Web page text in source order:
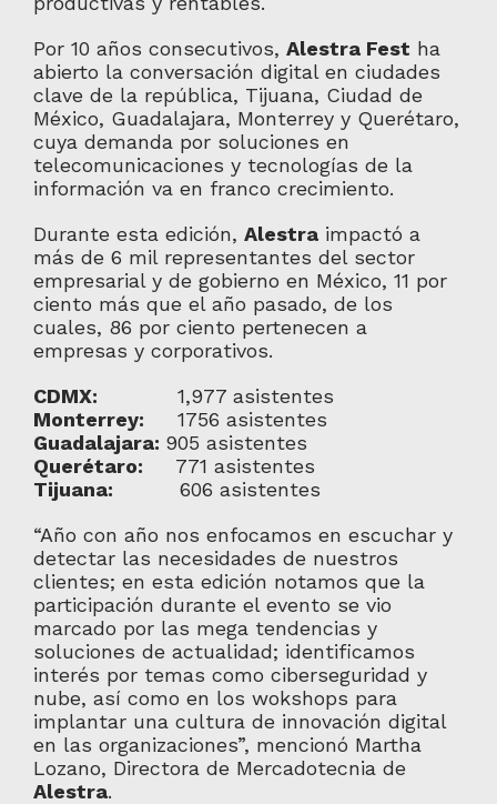
Por 10 años consecutivos, Alestra Fest ha
abierto la conversación digital en ciudades
clave de la república, Tijuana, Ciudad de
México, Guadalajara, Monterrey y Querétaro,
cuya demanda por soluciones en
telecomunicaciones y tecnologías de la
información va en franco crecimiento.
Durante esta edición, Alestraimpactó a
más de 6 mil representantes del sector
empresarial y de gobierno en México, 11 por
ciento más que el año pasado, de los
cuales, 86 por ciento pertenecen a
empresas y corporativos.
CDMX: 1,977 asistentes
Monterrey: 1756 asistentes
Guadalajara: 905 asistentes
Querétaro: 771 asistentes
Tijuana: 606 asistentes
“Año con año nos enfocamos en escuchar y
detectar las necesidades de nuestros
clientes; en esta edición notamos que la
participación durante el evento se vio
marcado por las mega tendencias y
soluciones de actualidad; identificamos
interés por temas como ciberseguridad y
nube, así como en los wokshops para
implantar una cultura de innovación digital
en las organizaciones”, mencionó Martha
Lozano, Directora de Mercadotecnia de
Alestra.